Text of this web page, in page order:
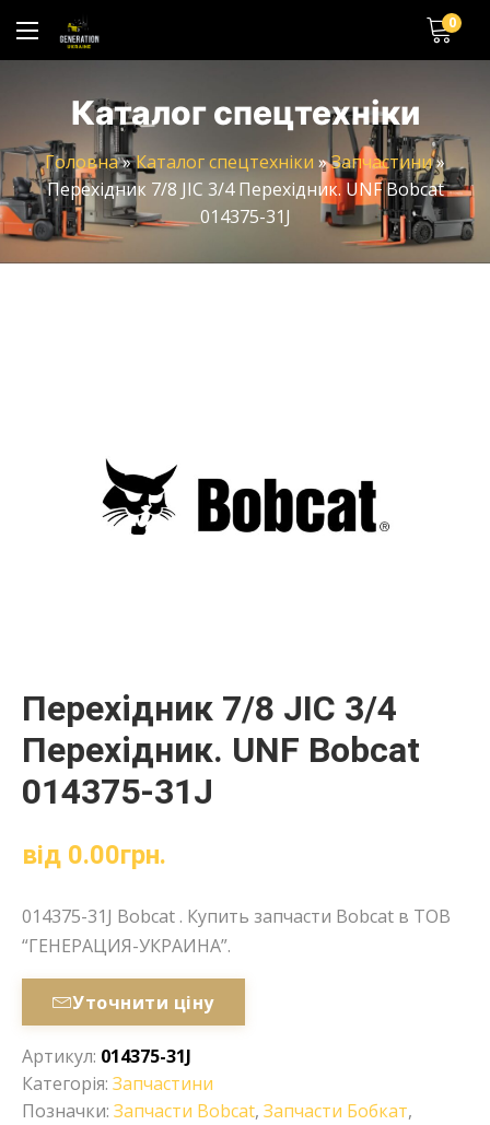
0
Каталог спецтехніки
Головна»Каталог спецтехніки »Запчастини»
Перехідник 7/8 JIC 3/4 Перехідник. UNF Bobcat
014375-31J
Перехідник 7/8 JIC 3/4
Перехідник. UNF Bobcat
014375-31J
від 0.00грн.
014375-31J Bobcat . Купить запчасти Bobcat в ТОВ
“ГЕНЕРАЦИЯ-УКРАИНА”.
Уточнити ціну
Артикул: 014375-31J
Категорія: Запчастини
Позначки: Запчасти Bobcat, Запчасти Бобкат,